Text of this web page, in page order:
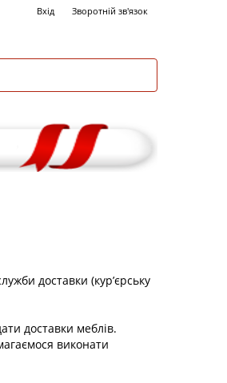
Вхід Зворотній зв'язок
доставки (кур’єрську
доставки меблів.
виконати